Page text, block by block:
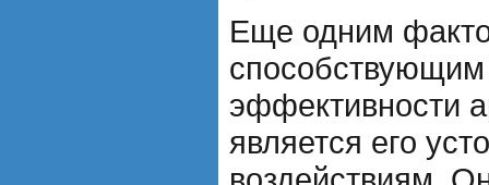
Еще одним
эффективности
является его